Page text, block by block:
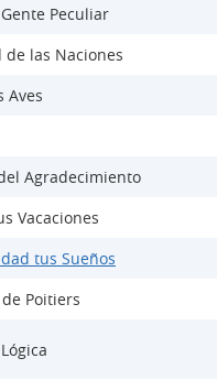
Peculiar
de las Naciones
Aves
Agradecimiento
Vacaciones
tus Sueños
Poitiers